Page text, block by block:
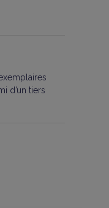
d’un tiers